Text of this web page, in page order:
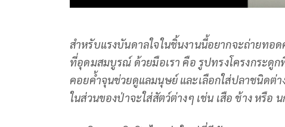
สำหรับแรงบันดาลใจในชิ้นงานนี้อยากจะถ่ายทอ
ที่อุดมสมบูรณ์ ด้วยมือเรา คือ รูปทรงโครงกระดูก
คอยค้ำจุนช่วยดูแลมนุษย์ และเลือกใส่ปลาชนิดต่
ในส่วนของป่าจะใส่สัตว์ต่างๆ เช่น เสือ ช้าง หรือ